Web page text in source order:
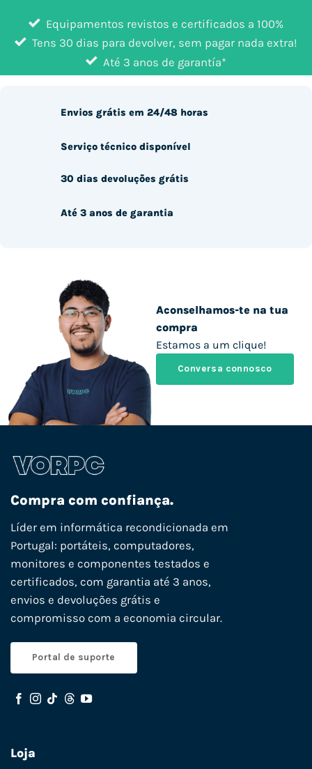
Equipamentos revistos e certificados a 100%
Tens 30 dias para devolver, sem pagar nada extra!
Até 3 anos de garantía*
Aconselhamos-te na tua
compra
Estamos a um clique!
Conversa connosco
Envios grátis em 24/48 horas
Serviço técnico disponível
30 dias devoluções grátis
Até 3 anos de garantia
Compra com confiança.
Líder em informática recondicionada em
Portugal: portáteis, computadores,
monitores e componentes testados e
certificados, com garantia até 3 anos,
envios e devoluções grátis e
compromisso com a economia circular.
Portal de suporte
Loja